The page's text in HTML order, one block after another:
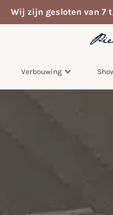
Wij zijn gesloten van 7
Verbouwing